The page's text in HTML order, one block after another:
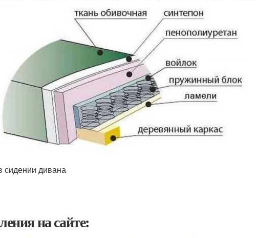
сидении дивана
на сайте: